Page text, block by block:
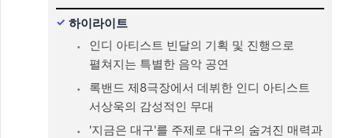
하이라이트
인디 아티스트 빈달의 기획 및 진행으로
펼쳐지는 특별한 음악 공연
록밴드 제8극장에서 데뷔한 인디 아티스트
서상욱의 감성적인 무대
'지금은 대구'를 주제로 대구의 숨겨진 매력과